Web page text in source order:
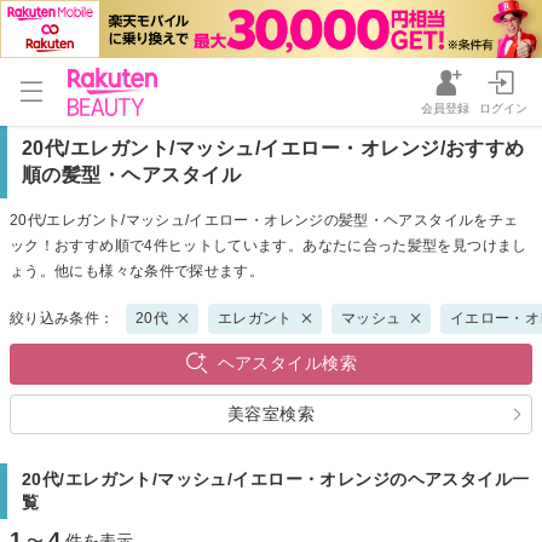
会員登録 ログイン
20代/エレガント/マッシュ/イエロー・オレンジ/おすすめ
順の髪型・ヘアスタイル
20代/エレガント/マッシュ/イエロー・オレンジの髪型・ヘアスタイルをチェ
ック！おすすめ順で4件ヒットしています。あなたに合った髪型を見つけまし
ょう。他にも様々な条件で探せます。
絞り込み条件： 20代 エレガント マッシュ イエロー・
ヘアスタイル検索
美容室検索
20代/エレガント/マッシュ/イエロー・オレンジのヘアスタイル一
覧